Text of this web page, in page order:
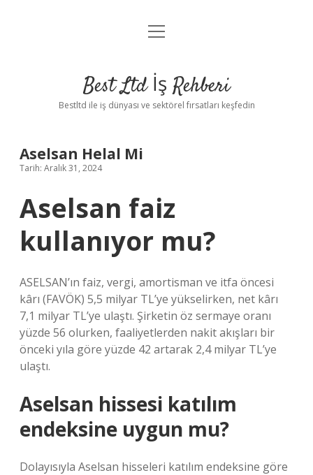
Anasayfa
Yasal Uyarı
menüyü
Best Ltd İş Rehberi
Bestltd ile iş dünyası ve sektörel fırsatları keşfedin
Aselsan Helal Mi
Tarih: Aralık 31, 2024
Aselsan faiz
kullanıyor mu?
ASELSAN’ın faiz, vergi, amortisman ve itfa öncesi
kârı (FAVÖK) 5,5 milyar TL’ye yükselirken, net kârı
7,1 milyar TL’ye ulaştı. Şirketin öz sermaye oranı
yüzde 56 olurken, faaliyetlerden nakit akışları bir
önceki yıla göre yüzde 42 artarak 2,4 milyar TL’ye
ulaştı.
Aselsan hissesi katılım
endeksine uygun mu?
Dolayısıyla Aselsan hisseleri katılım endeksine göre